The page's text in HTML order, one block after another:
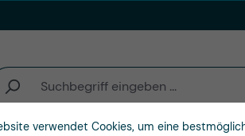
verwendet Cookies, um eine